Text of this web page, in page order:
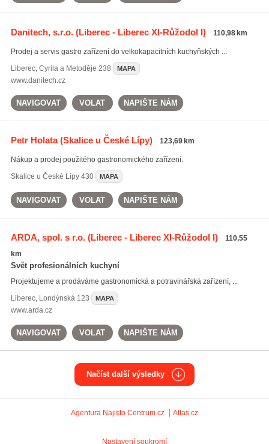
Danitech, s.r.o.(Liberec - Liberec XI-Růžodol I) 110,98 km
Prodej a servis gastro zařízení do velkokapacitních kuchyňských ...
Liberec, Cyrila a Metoděje 238 MAPA
www.danitech.cz
NAVIGOVAT VOLAT NAPIŠTE NÁM
Petr Holata(Skalice u České Lípy) 123,69 km
Nákup a prodej použitého gastronomického zařízení.
Skalice u České Lípy430 MAPA
NAVIGOVAT VOLAT NAPIŠTE NÁM
ARDA, spol. s r.o.(Liberec - Liberec XI-Růžodol I)
110,55
km
Svět profesionálních kuchyní
Projektujeme a prodáváme gastronomická a potravinářská zařízení, ...
Liberec, Londýnská 123 MAPA
www.arda.cz
NAVIGOVAT VOLAT NAPIŠTE NÁM
Načíst další výsledky
Agentura Najisto Centrum.cz Atlas.cz
Nastavení soukromí